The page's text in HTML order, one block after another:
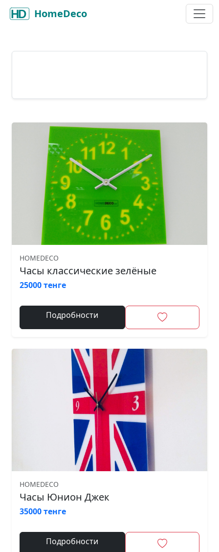
HomeDeco
HOMEDECO
Часы классические зелёные
25000 тенге
Подробности
HOMEDECO
Часы Юнион Джек
35000 тенге
Подробности